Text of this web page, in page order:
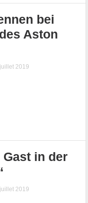
bei
Aston
2019
Gast in der
2019